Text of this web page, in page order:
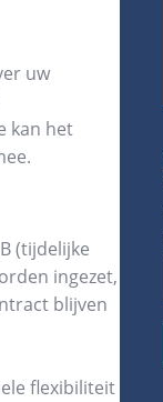
uw
kan het
(tijdelijke
ingezet,
blijven
flexibiliteit